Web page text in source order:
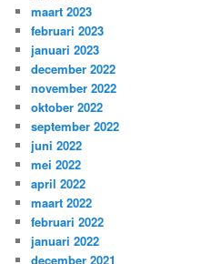
maart 2023
februari 2023
januari 2023
december 2022
november 2022
oktober 2022
september 2022
juni 2022
mei 2022
april 2022
maart 2022
februari 2022
januari 2022
december 2021